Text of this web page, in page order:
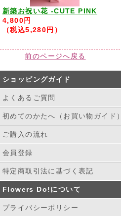
新築お祝い花 -CUTE PINK
4,800円
（税込5,280円）
前のページへ戻る
ショッピングガイド
よくあるご質問
初めてのかたへ（お買い物ガイド）
ご購入の流れ
会員登録
特定商取引法に基づく表記
Flowers Do!について
プライバシーポリシー